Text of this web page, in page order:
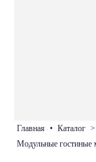
главная • каталог >
модульные